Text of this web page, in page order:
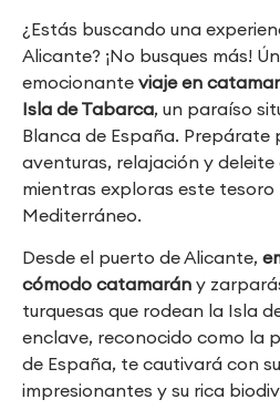
¿Estás buscando una
Alicante? ¡No busques más!
emocionante viaje en
Isla de Tabarca, un paraíso
Blanca de España. Prepárate
aventuras, relajación y
mientras exploras este tesoro
Mediterráneo.
Desde el puerto de Alicante,
cómodo catamarán y
turquesas que rodean la Isla
enclave, reconocido como la
de España, te cautivará con
impresionantes y su rica